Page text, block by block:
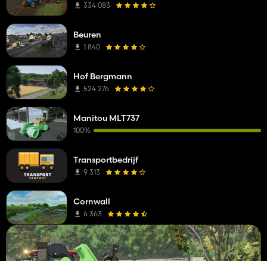
334 083
Beuren
1 840
Hof Bergmann
524 276
Manitou MLT737
100%
Transportbedrijf
9 313
Cornwall
6 363